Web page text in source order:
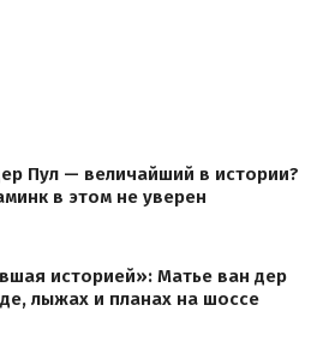
Пул — величайший в истории?
в этом не уверен
историей»: Матье ван дер
лыжах и планах на шоссе